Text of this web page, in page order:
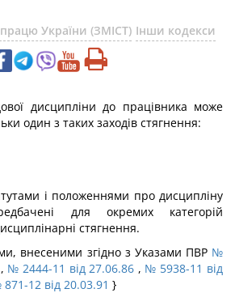
України (ЗМІСТ) Інши кодекси
дисципліни до працівника може
один з таких заходів стягнення:
і положеннями про дисципліну
для окремих категорій
стягнення.
внесеними згідно з Указами ПВР №
, № 2444-11 від 27.06.86 , № 5938-11 від
12 від 20.03.91 }